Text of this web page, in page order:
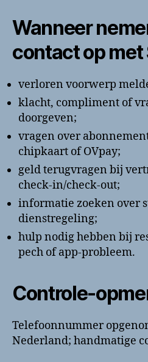
Wanneer
contact op met
verloren voorwerp
klacht, compliment of
doorgeven;
vragen over
chipkaart of OVpay;
geld terugvragen bij
check-in/check-out;
informatie zoeken over
dienstregeling;
hulp nodig hebben bij
pech of app-probleem.
Controle-
Telefoonnummer
Nederland; handmatige